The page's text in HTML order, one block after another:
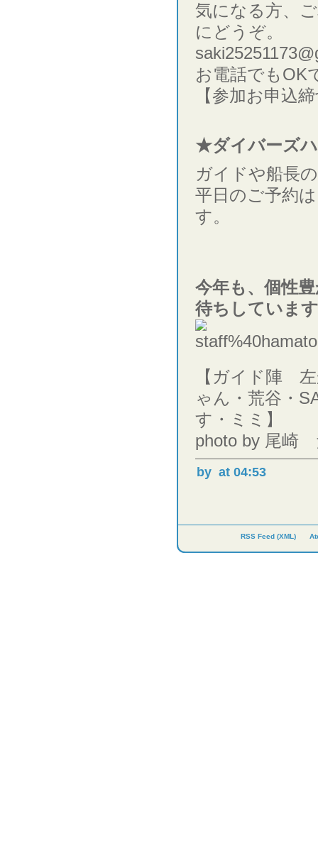
気になる方、
にどうぞ。
お電話でもOK
【参加お申込
★ダイバーズ
ガイドや船長
平日のご予約
す。
今年も、個性
待ちしていま
【ガイド陣
ゃん・荒谷・
す・ミミ】
photo by 尾崎
by at 04:53
RSS Feed (XML)